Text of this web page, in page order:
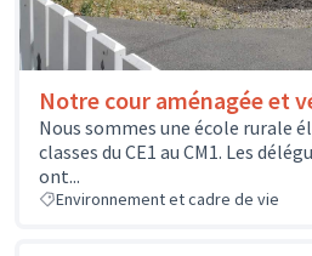
Notre cour aménagée et
Nous sommes une école rurale
classes du CE1 au CM1. Les
ont...
Environnement et cadre de vie